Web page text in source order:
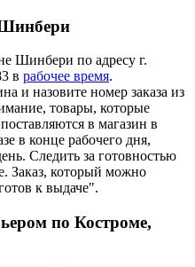
Шинбери по адресу г.
в рабочее время.
и назовите номер заказа из
товары, которые
в магазин в
в конце рабочего дня,
Следить за готовностью
Заказ, который можно
к выдаче".
по Костроме,